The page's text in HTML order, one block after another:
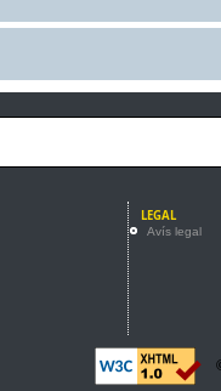
LEGAL
Avís legal